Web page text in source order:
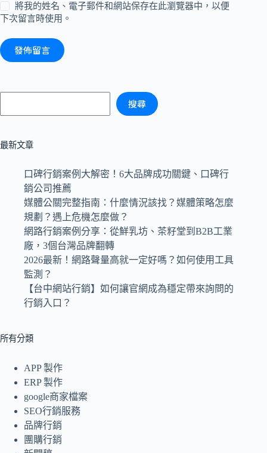
將我的姓名、電子郵件和網站保存在此瀏覽器中，以便
下次留言時使用。
發佈留言
搜尋
最新文章
口碑行銷案例大解密！6大品牌成功關鍵、口碑行
銷公司推薦
媒體公關完整指南：什麼情況該找？媒體策略怎麼
規劃？遇上危機怎麼做？
網路行銷案例分享：從鮮乳坊、茶籽堂到B2B工業
廠，3個台灣品牌翻轉
2026最新！網路聲量高就一定好嗎？如何使用工具
監測？
【台中網站行銷】如何讓官網成為穩定帶來詢問的
行銷入口？
所有分類
APP 製作
ERP 製作
google商家檔案
SEO行銷服務
品牌行銷
團購行銷